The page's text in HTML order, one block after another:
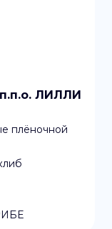
ЛИЛЛИ
плёночной